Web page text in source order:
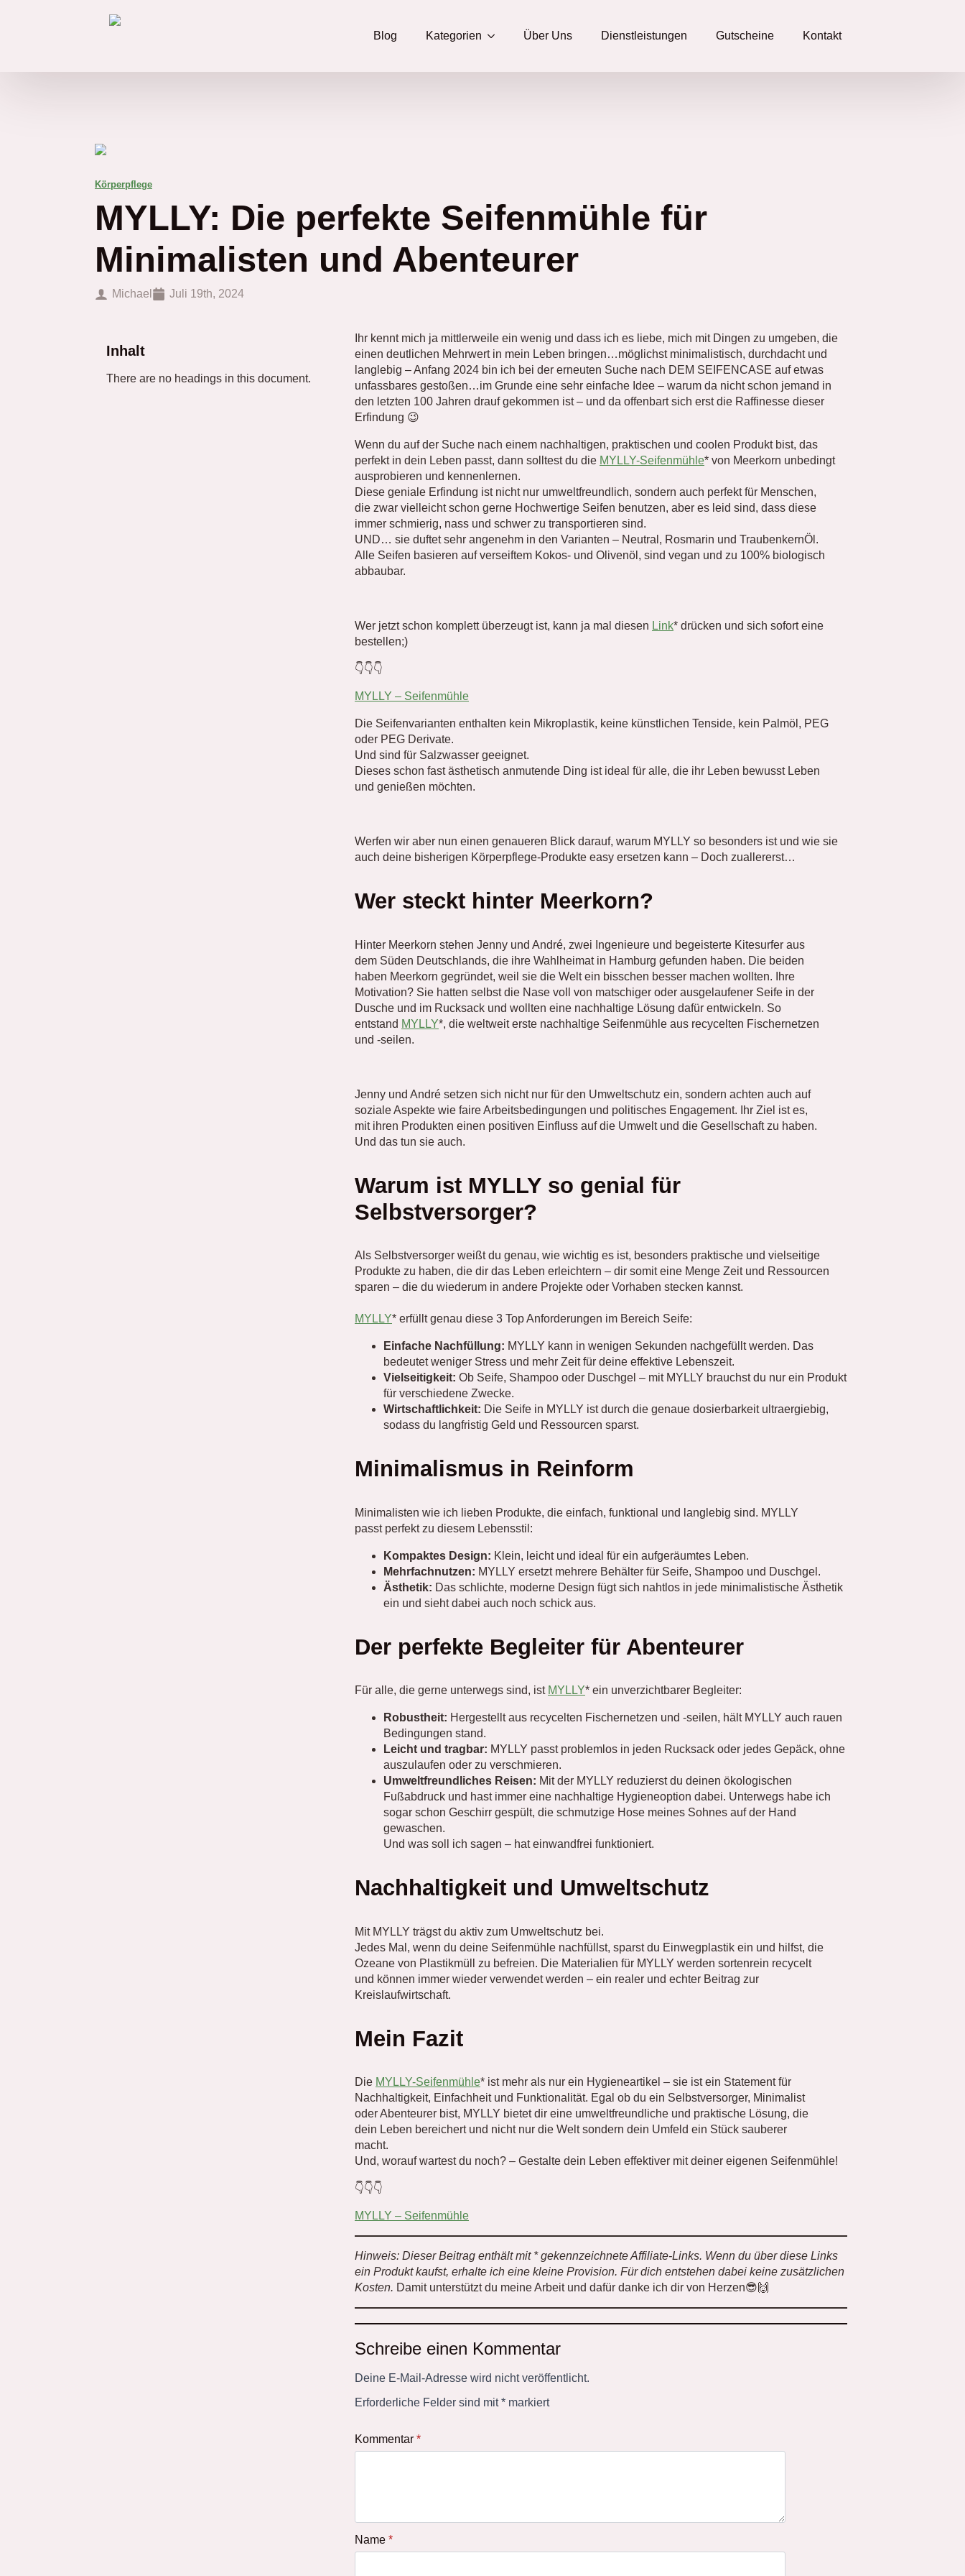
Blog Kategorien Über Uns Dienstleistungen Gutscheine Kontakt
Körperpflege
MYLLY: Die perfekte Seifenmühle für
Minimalisten und Abenteurer
Michael Juli 19th, 2024
Inhalt
There are no headings in this document.
Ihr kennt mich ja mittlerweile ein wenig und dass ich es liebe, mich mit Dingen zu umgeben, die
einen deutlichen Mehrwert in mein Leben bringen…möglichst minimalistisch, durchdacht und
langlebig – Anfang 2024 bin ich bei der erneuten Suche nach DEM SEIFENCASE auf etwas
unfassbares gestoßen…im Grunde eine sehr einfache Idee – warum da nicht schon jemand in
den letzten 100 Jahren drauf gekommen ist – und da offenbart sich erst die Raffinesse dieser
Erfindung 😉
Wenn du auf der Suche nach einem nachhaltigen, praktischen und coolen Produkt bist, das
perfekt in dein Leben passt, dann solltest du die MYLLY-Seifenmühle* von Meerkorn unbedingt
ausprobieren und kennenlernen.
Diese geniale Erfindung ist nicht nur umweltfreundlich, sondern auch perfekt für Menschen,
die zwar vielleicht schon gerne Hochwertige Seifen benutzen, aber es leid sind, dass diese
immer schmierig, nass und schwer zu transportieren sind.
UND… sie duftet sehr angenehm in den Varianten – Neutral, Rosmarin und TraubenkernÖl.
Alle Seifen basieren auf verseiftem Kokos- und Olivenöl, sind vegan und zu 100% biologisch
abbaubar.
Wer jetzt schon komplett überzeugt ist, kann ja mal diesen Link* drücken und sich sofort eine
bestellen;)
👇👇👇
MYLLY – Seifenmühle
Die Seifenvarianten enthalten kein Mikroplastik, keine künstlichen Tenside, kein Palmöl, PEG
oder PEG Derivate.
Und sind für Salzwasser geeignet.
Dieses schon fast ästhetisch anmutende Ding ist ideal für alle, die ihr Leben bewusst Leben
und genießen möchten.
Werfen wir aber nun einen genaueren Blick darauf, warum MYLLY so besonders ist und wie sie
auch deine bisherigen Körperpflege-Produkte easy ersetzen kann – Doch zuallererst…
Wer steckt hinter Meerkorn?
Hinter Meerkorn stehen Jenny und André, zwei Ingenieure und begeisterte Kitesurfer aus
dem Süden Deutschlands, die ihre Wahlheimat in Hamburg gefunden haben. Die beiden
haben Meerkorn gegründet, weil sie die Welt ein bisschen besser machen wollten. Ihre
Motivation? Sie hatten selbst die Nase voll von matschiger oder ausgelaufener Seife in der
Dusche und im Rucksack und wollten eine nachhaltige Lösung dafür entwickeln. So
entstand MYLLY*, die weltweit erste nachhaltige Seifenmühle aus recycelten Fischernetzen
und -seilen.
Jenny und André setzen sich nicht nur für den Umweltschutz ein, sondern achten auch auf
soziale Aspekte wie faire Arbeitsbedingungen und politisches Engagement. Ihr Ziel ist es,
mit ihren Produkten einen positiven Einfluss auf die Umwelt und die Gesellschaft zu haben.
Und das tun sie auch.
Warum ist MYLLY so genial für
Selbstversorger?
Als Selbstversorger weißt du genau, wie wichtig es ist, besonders praktische und vielseitige
Produkte zu haben, die dir das Leben erleichtern – dir somit eine Menge Zeit und Ressourcen
sparen – die du wiederum in andere Projekte oder Vorhaben stecken kannst.
MYLLY* erfüllt genau diese 3 Top Anforderungen im Bereich Seife:
Einfache Nachfüllung: MYLLY kann in wenigen Sekunden nachgefüllt werden. Das
bedeutet weniger Stress und mehr Zeit für deine effektive Lebenszeit.
Vielseitigkeit: Ob Seife, Shampoo oder Duschgel – mit MYLLY brauchst du nur ein Produkt
für verschiedene Zwecke.
Wirtschaftlichkeit: Die Seife in MYLLY ist durch die genaue dosierbarkeit ultraergiebig,
sodass du langfristig Geld und Ressourcen sparst.
Minimalismus in Reinform
Minimalisten wie ich lieben Produkte, die einfach, funktional und langlebig sind. MYLLY
passt perfekt zu diesem Lebensstil:
Kompaktes Design: Klein, leicht und ideal für ein aufgeräumtes Leben.
Mehrfachnutzen: MYLLY ersetzt mehrere Behälter für Seife, Shampoo und Duschgel.
Ästhetik: Das schlichte, moderne Design fügt sich nahtlos in jede minimalistische Ästhetik
ein und sieht dabei auch noch schick aus.
Der perfekte Begleiter für Abenteurer
Für alle, die gerne unterwegs sind, ist MYLLY* ein unverzichtbarer Begleiter:
Robustheit: Hergestellt aus recycelten Fischernetzen und -seilen, hält MYLLY auch rauen
Bedingungen stand.
Leicht und tragbar: MYLLY passt problemlos in jeden Rucksack oder jedes Gepäck, ohne
auszulaufen oder zu verschmieren.
Umweltfreundliches Reisen: Mit der MYLLY reduzierst du deinen ökologischen
Fußabdruck und hast immer eine nachhaltige Hygieneoption dabei. Unterwegs habe ich
sogar schon Geschirr gespült, die schmutzige Hose meines Sohnes auf der Hand
gewaschen.
Und was soll ich sagen – hat einwandfrei funktioniert.
Nachhaltigkeit und Umweltschutz
Mit MYLLY trägst du aktiv zum Umweltschutz bei.
Jedes Mal, wenn du deine Seifenmühle nachfüllst, sparst du Einwegplastik ein und hilfst, die
Ozeane von Plastikmüll zu befreien. Die Materialien für MYLLY werden sortenrein recycelt
und können immer wieder verwendet werden – ein realer und echter Beitrag zur
Kreislaufwirtschaft.
Mein Fazit
Die MYLLY-Seifenmühle* ist mehr als nur ein Hygieneartikel – sie ist ein Statement für
Nachhaltigkeit, Einfachheit und Funktionalität. Egal ob du ein Selbstversorger, Minimalist
oder Abenteurer bist, MYLLY bietet dir eine umweltfreundliche und praktische Lösung, die
dein Leben bereichert und nicht nur die Welt sondern dein Umfeld ein Stück sauberer
macht.
Und, worauf wartest du noch? – Gestalte dein Leben effektiver mit deiner eigenen Seifenmühle!
👇👇👇
MYLLY – Seifenmühle
Hinweis: Dieser Beitrag enthält mit * gekennzeichnete Affiliate-Links. Wenn du über diese Links
ein Produkt kaufst, erhalte ich eine kleine Provision. Für dich entstehen dabei keine zusätzlichen
Kosten. Damit unterstützt du meine Arbeit und dafür danke ich dir von Herzen😎🙌
Schreibe einen Kommentar
Deine E-Mail-Adresse wird nicht veröffentlicht.
Erforderliche Felder sind mit* markiert
Kommentar *
Name *